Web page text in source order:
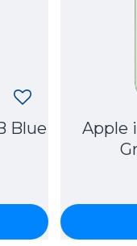
Blue
Apple